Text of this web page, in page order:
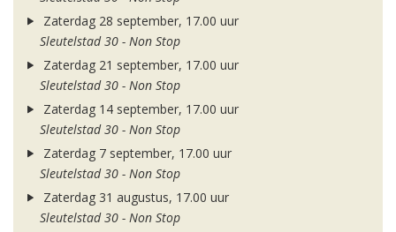
Zaterdag 28 september, 17.00 uur
Sleutelstad 30 - Non Stop
Zaterdag 21 september, 17.00 uur
Sleutelstad 30 - Non Stop
Zaterdag 14 september, 17.00 uur
Sleutelstad 30 - Non Stop
Zaterdag 7 september, 17.00 uur
Sleutelstad 30 - Non Stop
Zaterdag 31 augustus, 17.00 uur
Sleutelstad 30 - Non Stop